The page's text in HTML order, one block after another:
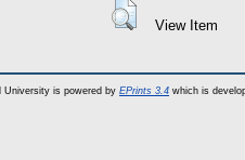
View Item
University is powered by EPrints 3.4 which is